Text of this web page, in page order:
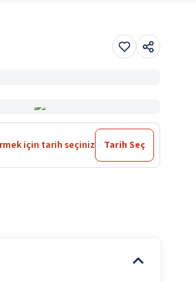
için tarih seçiniz Tarih Seç